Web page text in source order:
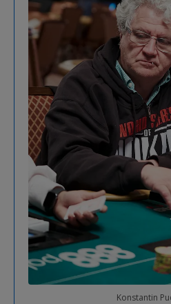
Konstantin